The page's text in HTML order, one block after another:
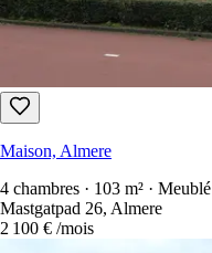
Maison, Almere
4 chambres · 103 m² · Meublé
Mastgatpad 26, Almere
2 100 € /mois